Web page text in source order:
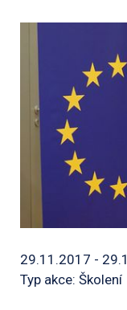
29.11.2017 -
Typ akce: Školení